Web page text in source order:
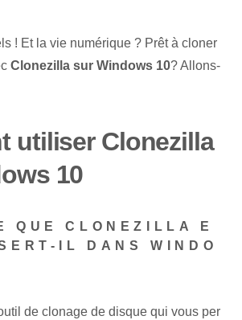
! Et la vie numérique ? Prêt à cloner
Clonezilla sur Windows 10? Allons-
utiliser Clonezilla
10
QUE CLONEZILLA E
IL DANS WINDO
de clonage de disque qui vous per